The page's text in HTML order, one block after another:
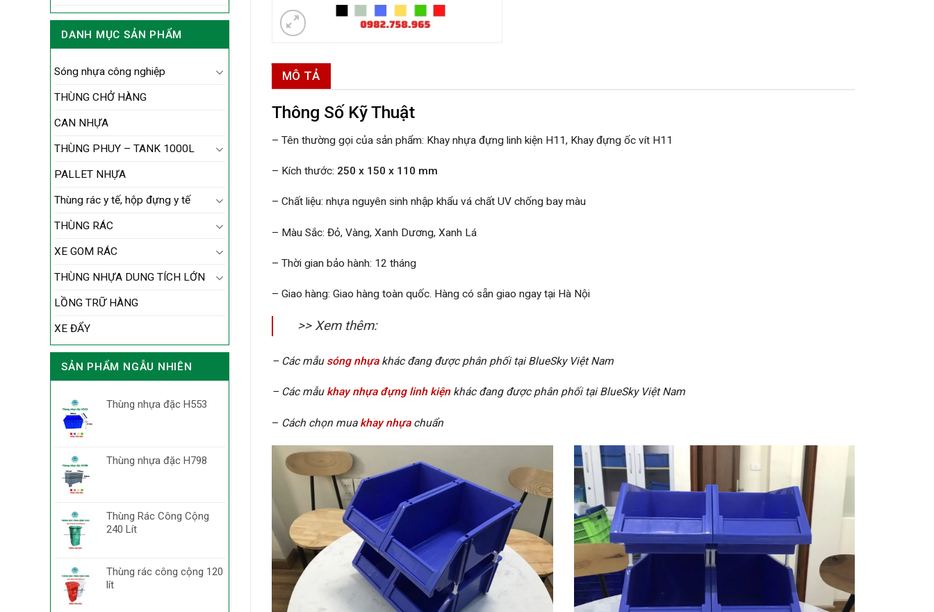
DANH MỤC SẢN PHẨM
Sóng nhựa công nghiệp
THÙNG CHỞ HÀNG
CAN NHỰA
THÙNG PHUY – TANK 1000L
PALLET NHỰA
Thùng rác y tế, hộp đựng y tế
THÙNG RÁC
XE GOM RÁC
THÙNG NHỰA DUNG TÍCH LỚN
LỒNG TRỮ HÀNG
XE ĐẨY
SẢN PHẨM NGẪU NHIÊN
Thùng nhựa đặc H553
Thùng nhựa đặc H798
Thùng Rác Công Cộng
240 Lít
Thùng rác công cộng 120
lít
MÔ TẢ
Thông Số Kỹ Thuật
– Tên thường gọi của sản phẩm: Khay nhựa đựng linh kiện H11, Khay đựng ốc vít H11
– Kích thước: 250 x 150 x 110 mm
– Chất liệu: nhựa nguyên sinh nhập khẩu vá chất UV chống bay màu
– Màu Sắc: Đỏ, Vàng, Xanh Dương, Xanh Lá
– Thời gian bảo hành: 12 tháng
– Giao hàng: Giao hàng toàn quốc. Hàng có sẵn giao ngay tại Hà Nội
>> Xem thêm:
– Các mẫu sóng nhựa khác đang được phân phối tại BlueSky Việt Nam
– Các mẫu khay nhựa đựng linh kiện khác đang được phân phối tại BlueSky Việt Nam
– Cách chọn mua khay nhựachuẩn